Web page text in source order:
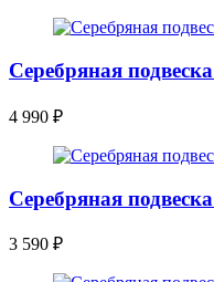
Серебряная
4 990 ₽
Серебряная
3 590 ₽